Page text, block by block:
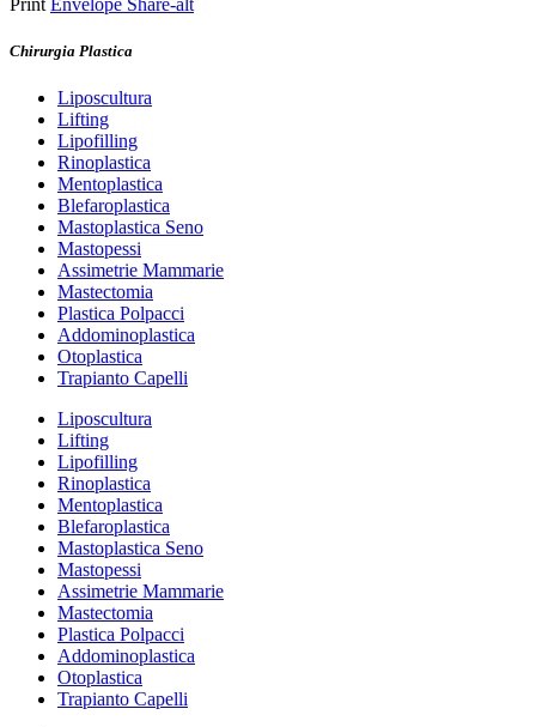
Chirurgia Plastica
Liposcultura
Lifting
Lipofilling
Rinoplastica
Mentoplastica
Blefaroplastica
Mastoplastica Seno
Mastopessi
Assimetrie Mammarie
Mastectomia
Plastica Polpacci
Addominoplastica
Otoplastica
Trapianto Capelli
Liposcultura
Lifting
Lipofilling
Rinoplastica
Mentoplastica
Blefaroplastica
Mastoplastica Seno
Mastopessi
Assimetrie Mammarie
Mastectomia
Plastica Polpacci
Addominoplastica
Otoplastica
Trapianto Capelli